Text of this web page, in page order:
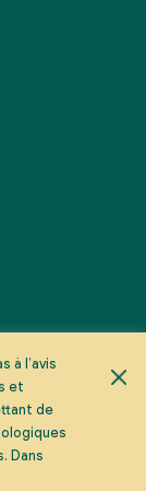
à l’avis
et
de
Dans